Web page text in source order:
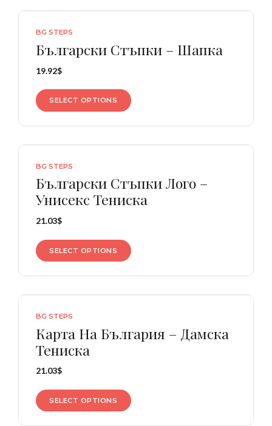
BG STEPS
Български Стъпки – Шапка
19.92$
SELECT OPTIONS
BG STEPS
Български Стъпки Лого –
Унисекс Тениска
21.03$
SELECT OPTIONS
BG STEPS
Карта На България – Дамска
Тениска
21.03$
SELECT OPTIONS